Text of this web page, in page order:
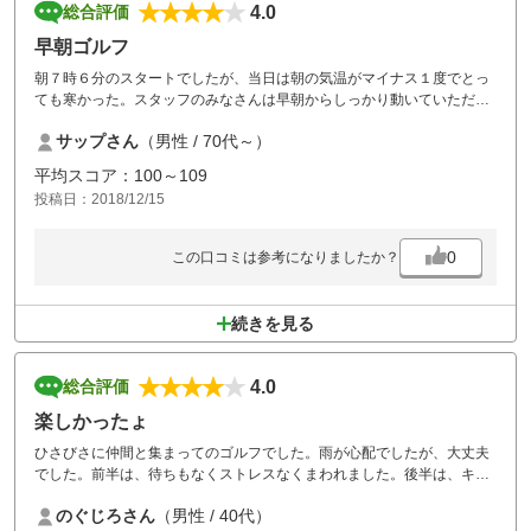
総合評価
4.0
早朝ゴルフ
朝７時６分のスタートでしたが、当日は朝の気温がマイナス１度でとっ
ても寒かった。スタッフのみなさんは早朝からしっかり動いていただ
う少し遅くても良かったかなと思いました。おとついの雨のためコース
内にカートが入っていけなかったのが残念。足の悪い自分には少しつら
かったです。でもすごくリーズナブルだプレーができて仲間に喜ばれま
した。楽しかった(笑)
サップさん （男性 / 70代～）
平均スコア：100～109
投稿日：2018/12/15
この口コミは参考になりましたか？ 0
続きを見る
総合評価
4.0
楽しかったょ
ひさびさに仲間と集まってのゴルフでした。雨が心配でしたが、大丈夫
でした。前半は、待ちもなくストレスなくまわれました。後半は、キャ
でした。ただ、カートの遅れを知らせる仕組みは、前の組を考慮した方
のぐじろさん （男性 / 40代）